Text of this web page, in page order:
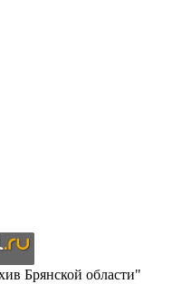
Брянской области"